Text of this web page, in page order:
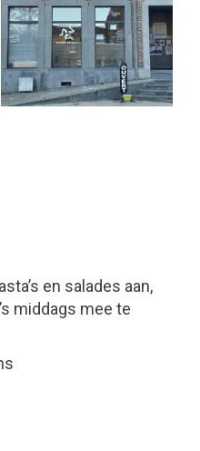
en salades aan,
middags mee te